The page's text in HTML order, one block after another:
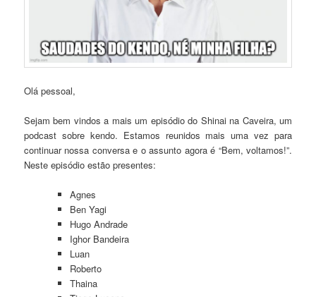
Olá pessoal,
Sejam bem vindos a mais um episódio do Shinai na Caveira, um
podcast sobre kendo. Estamos reunidos mais uma vez para
continuar nossa conversa e o assunto agora é “Bem, voltamos!”.
Neste episódio estão presentes:
Agnes
Ben Yagi
Hugo Andrade
Ighor Bandeira
Luan
Roberto
Thaina